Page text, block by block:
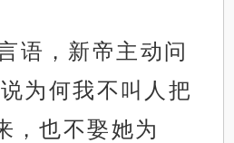
语，新帝主动问
为何我不叫人把
，也不娶她为